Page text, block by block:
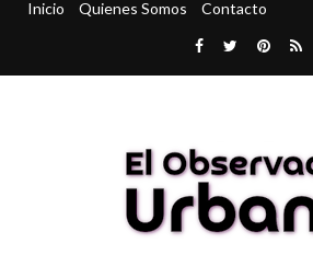
Inicio Quienes Somos Contacto